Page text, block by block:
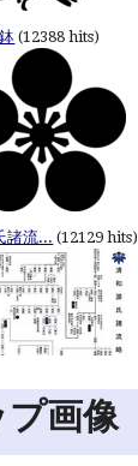
(12388 hits)
諸流... (12129 hits)
プ画像